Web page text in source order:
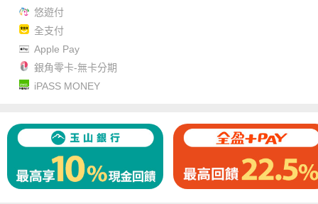
悠遊付
全支付
Apple Pay
銀角零卡-無卡分期
iPASS MONEY